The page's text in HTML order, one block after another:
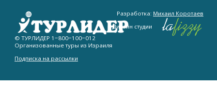
© ТУРЛИДЕР 1−800−100−012
Организованные туры из Израиля
Подписка на рассылки
Разработка: Михаил Коротаев
Дизайн студии